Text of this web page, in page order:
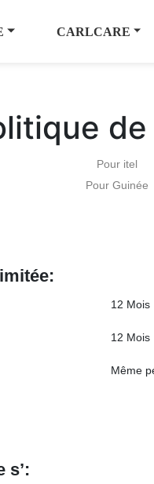
CARLCARE
Pour itel
Pour Guinée
12 Mois
12 Mois
Même
s’: